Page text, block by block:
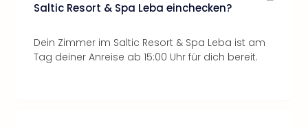
Saltic Resort & Spa Leba einchecken?
Dein Zimmer im Saltic Resort & Spa Leba ist am
Tag deiner Anreise ab 15:00 Uhr für dich bereit.